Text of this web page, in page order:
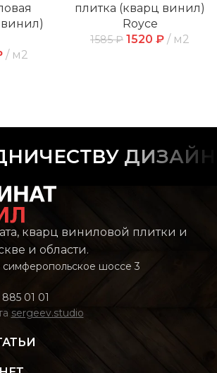
м2
плитка (кварц винил)
Royce
1585₽ 1520 ₽ м2
кварц виниловой плитки и
и области.
симферопольское шоссе 3
01 01
sergeev.studio